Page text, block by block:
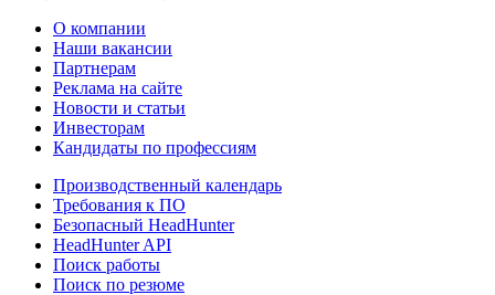
О компании
Наши вакансии
Партнерам
Реклама на сайте
Новости и статьи
Инвесторам
Кандидаты по профессиям
Производственный календарь
Требования к ПО
Безопасный HeadHunter
HeadHunter API
Поиск работы
Поиск по резюме